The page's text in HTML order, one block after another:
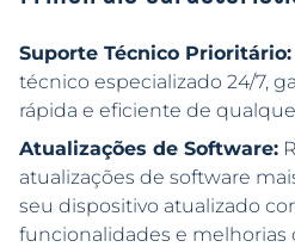
Suporte Técnico Prioritário:
técnico especializado 24/7,
rápida e eficiente de
Atualizações de Software:
atualizações de software
seu dispositivo atualizado
funcionalidades e melhorias